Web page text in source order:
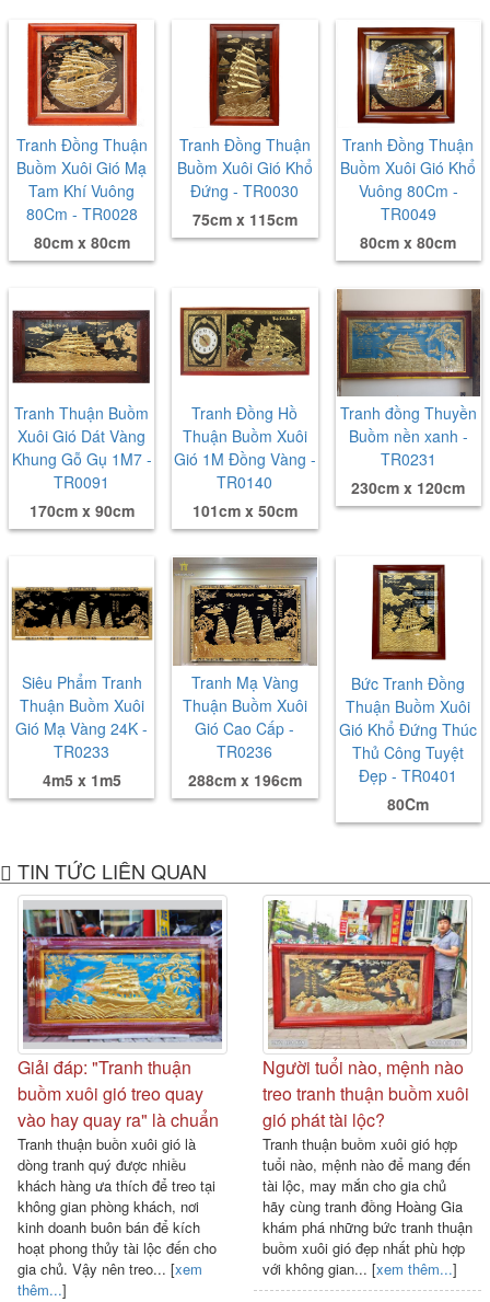
Tranh Đồng Thuận
Buồm Xuôi Gió Mạ
Tam Khí Vuông
80Cm - TR0028
80cm x 80cm
Tranh Đồng Thuận
Buồm Xuôi Gió Khổ
Đứng - TR0030
75cm x 115cm
Tranh Đồng Thuận
Buồm Xuôi Gió Khổ
Vuông 80Cm -
TR0049
80cm x 80cm
Tranh Thuận Buồm
Xuôi Gió Dát Vàng
Khung Gỗ Gụ 1M7 -
TR0091
170cm x 90cm
Tranh Đồng Hồ
Thuận Buồm Xuôi
Gió 1M Đồng Vàng -
TR0140
101cm x 50cm
Tranh đồng Thuyền
Buồm nền xanh -
TR0231
230cm x 120cm
Siêu Phẩm Tranh
Thuận Buồm Xuôi
Gió Mạ Vàng 24K -
TR0233
4m5 x 1m5
Tranh Mạ Vàng
Thuận Buồm Xuôi
Gió Cao Cấp -
TR0236
288cm x 196cm
Bức Tranh Đồng
Thuận Buồm Xuôi
Gió Khổ Đứng Thúc
Thủ Công Tuyệt
Đẹp - TR0401
80Cm
TIN TỨC LIÊN QUAN
Giải đáp: "Tranh thuận
buồm xuôi gió treo quay
vào hay quay ra" là chuẩn
Tranh thuận buồn xuôi gió là
dòng tranh quý được nhiều
khách hàng ưa thích để treo tại
không gian phòng khách, nơi
kinh doanh buôn bán để kích
hoạt phong thủy tài lộc đến cho
gia chủ. Vậy nên treo... [xem
thêm...]
Người tuổi nào, mệnh nào
treo tranh thuận buồm xuôi
gió phát tài lộc?
Tranh thuận buồm xuôi gió hợp
tuổi nào, mệnh nào để mang đến
tài lộc, may mắn cho gia chủ
hãy cùng tranh đồng Hoàng Gia
khám phá những bức tranh thuận
buồm xuôi gió đẹp nhất phù hợp
với không gian... [xem thêm...]